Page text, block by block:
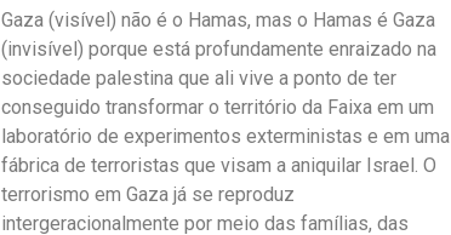
Gaza (visível) não é o Hamas, mas o Hamas é Gaza
(invisível) porque está profundamente enraizado na
sociedade palestina que ali vive a ponto de ter
conseguido transformar o território da Faixa em um
laboratório de experimentos exterministas e em uma
fábrica de terroristas que visam a aniquilar Israel. O
terrorismo em Gaza já se reproduz
intergeracionalmente por meio das famílias, das